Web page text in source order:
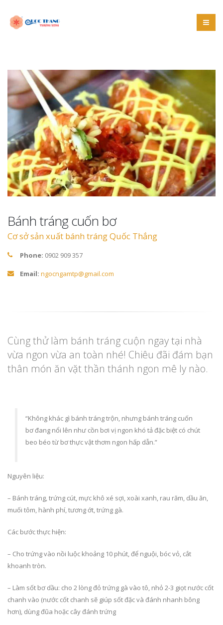
Bánh trángcuốn bơ
Cơ sở sản xuất bánh tráng Quốc Thắng
Phone: 0902 909 357
Email: ngocngamtp@gmail.com
Cùng thử làm bánh tráng cuộn ngay tại nhà
vừa ngon vừa an toàn nhé! Chiêu đãi đám bạn
thân món ăn vặt thần thánh ngon mê ly nào.
“Không khác gì bánh tráng trộn, nhưng bánh tráng cuốn
bơ đang nổi lên như cồn bơi vị ngon khó tả đặc biệt có chút
beo béo từ bơ thực vật thơm ngon hấp dẫn.”
Nguyên liệu:
– Bánh tráng, trứng cút, mực khô xé sợi, xoài xanh, rau răm, dầu ăn,
muối tôm, hành phí, tương ớt, trứng gà.
Các bước thực hiện:
– Cho trứng vào nồi luộc khoảng 10 phút, để nguội, bóc vỏ, cắt
khoanh tròn.
– Làm sốt bơ dầu: cho 2 lòng đỏ trứng gà vào tô, nhỏ 2-3 giọt nước cốt
chanh vào (nước cốt chanh sẽ giúp sốt đặc và đánh nhanh bông
hơn), dùng đũa hoặc cây đánh trứng